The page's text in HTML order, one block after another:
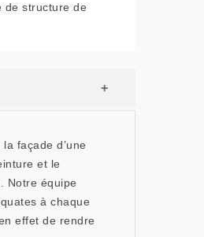
de structure de
façade d’une
et le
Notre équipe
à chaque
effet de rendre